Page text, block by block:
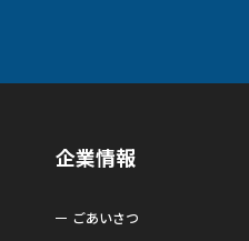
企業情報
ごあいさつ